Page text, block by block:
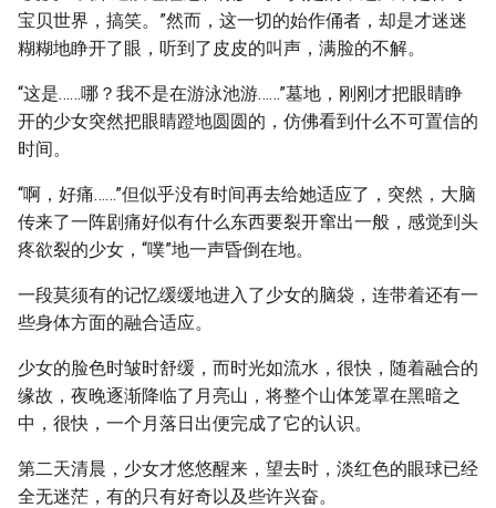
宝贝世界，搞笑。”然而，这一切的始作俑者，却是才迷迷
糊糊地睁开了眼，听到了皮皮的叫声，满脸的不解。
“这是……哪？我不是在游泳池游……”墓地，刚刚才把眼睛睁
开的少女突然把眼睛蹬地圆圆的，仿佛看到什么不可置信的
时间。
“啊，好痛……”但似乎没有时间再去给她适应了，突然，大脑
传来了一阵剧痛好似有什么东西要裂开窜出一般，感觉到头
疼欲裂的少女，“噗”地一声昏倒在地。
一段莫须有的记忆缓缓地进入了少女的脑袋，连带着还有一
些身体方面的融合适应。
少女的脸色时皱时舒缓，而时光如流水，很快，随着融合的
缘故，夜晚逐渐降临了月亮山，将整个山体笼罩在黑暗之
中，很快，一个月落日出便完成了它的认识。
第二天清晨，少女才悠悠醒来，望去时，淡红色的眼球已经
全无迷茫，有的只有好奇以及些许兴奋。